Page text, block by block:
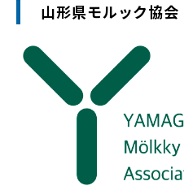
山形県モルック協会